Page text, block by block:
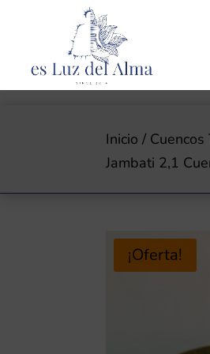
Inicio /
Jambati 2,1
¡Oferta!